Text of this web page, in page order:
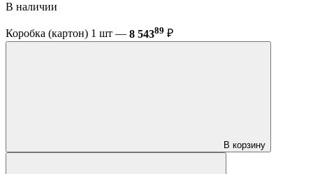
В наличии
Коробка (картон) 1 шт — 8 54389 ₽
В корзину